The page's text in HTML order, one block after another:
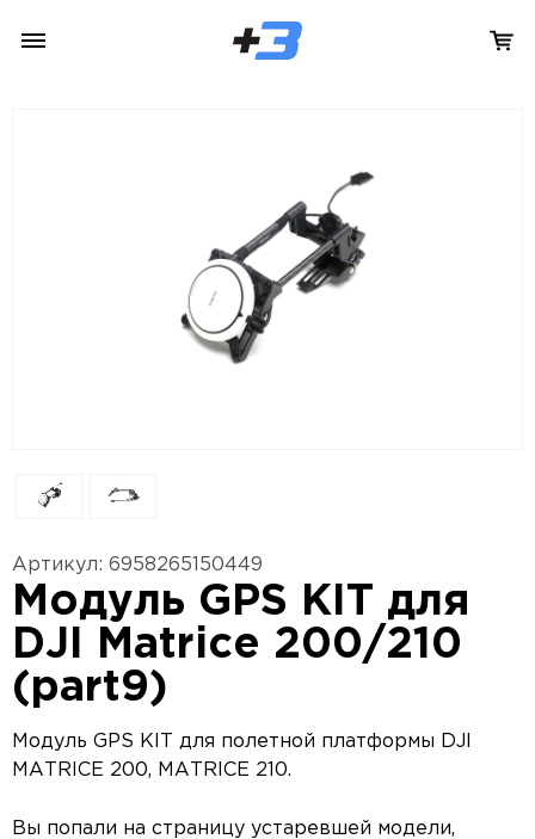
Артикул: 6958265150449
Модуль GPS KIT для
DJI Matrice 200/210
(part9)
Модуль GPS KIT для полетной платформы DJI
MATRICE 200, MATRICE 210.
Вы попали на страницу устаревшей модели,